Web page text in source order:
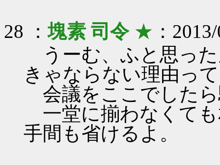
28 ：塊素 司令★ ：
うーむ、ふと思っ
きゃならない理由っ
会議をここでした
一堂に揃わなくて
手間も省けるよ。